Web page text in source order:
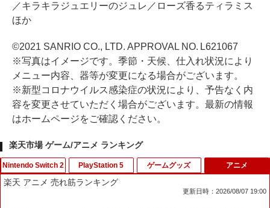
／キラキラジュエリーのジュレ／ローズ香るティラミス
ほか
©2021 SANRIO CO., LTD. APPROVAL NO. L621067
※写真はイメージです。季節・天候、仕入れ状況により
メニュー内容、器等が変更になる場合がございます。
※新型コロナウイルス感染症の状況により、予告なく内
容を変更させていただく場合がございます。最新の情報
はホームページをご確認ください。
楽天市場 ゲーム/アニメ ランキング
Nintendo Switch 2 PlayStation 5 ゲームグッズ アニメ
楽天 アニメ 売れ筋ランキング
更新日時：2026/08/07 19:00